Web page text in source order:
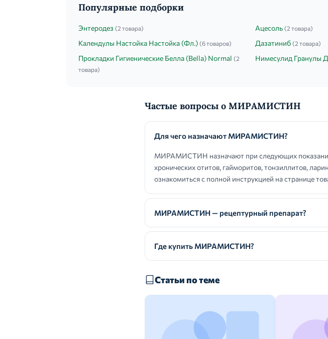
Популярные подборки
Энтеродез (2 товара) Ацесоль (2 товара)
Календулы Настойка Настойка (Фл.) (6 товаров) Дазатиниб (2 товара)
Прокладки Гигиенические Белла (Bella) Normal (2
товара)
Нимесулид Гранулы
Частые вопросы о МИРАМИСТИН
Для чего назначают МИРАМИСТИН?
МИРАМИСТИН назначают при следующих
хронических отитов, гайморитов, тонзиллитов,
ознакомиться с полной инструкцией на странице
МИРАМИСТИН — рецептурный препарат?
Где купить МИРАМИСТИН?
Статьи по теме